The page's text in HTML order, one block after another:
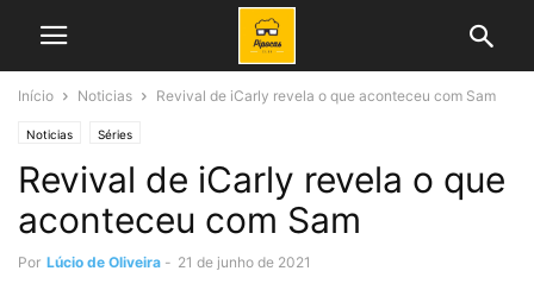
Início Noticias Revival de iCarly revela o que aconteceu com Sam
Noticias Séries
Revival de iCarly revela o que
aconteceu com Sam
Por Lúcio de Oliveira - 21 de junho de 2021